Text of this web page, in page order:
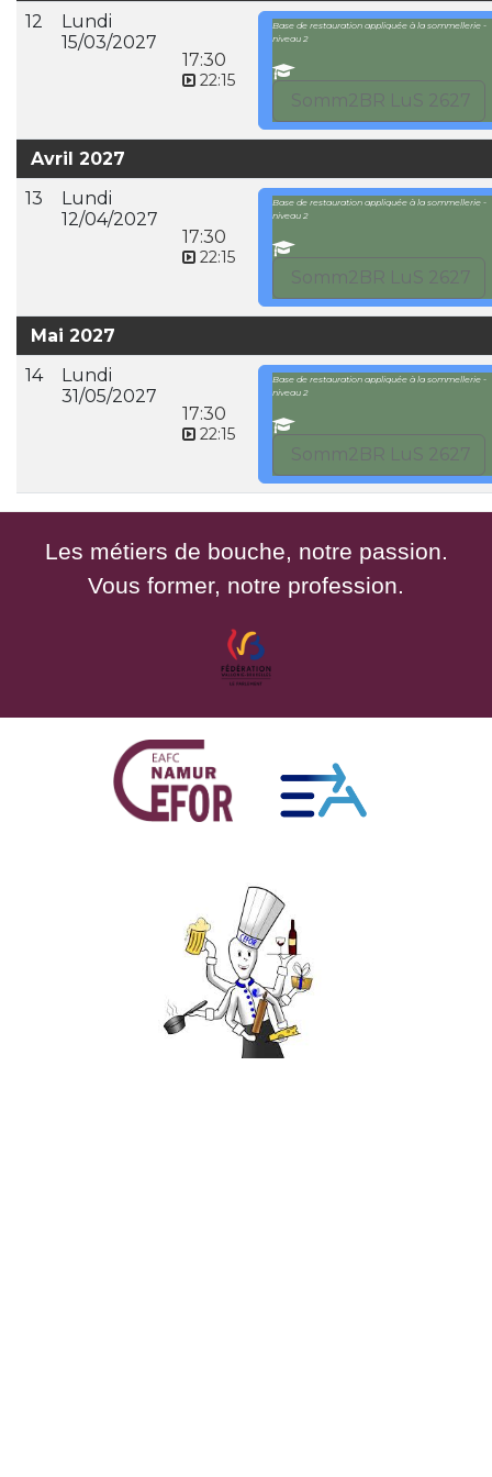
12
Lundi
15/03/2027
17:30
22:15
Base de restauration appliquée à la sommellerie -
niveau 2
Somm2BR LuS 2627
Avril 2027
13
Lundi
12/04/2027
17:30
22:15
Base de restauration appliquée à la sommellerie -
niveau 2
Somm2BR LuS 2627
Mai 2027
14
Lundi
31/05/2027
17:30
22:15
Base de restauration appliquée à la sommellerie -
niveau 2
Somm2BR LuS 2627
Les métiers de bouche, notre passion.
Vous former, notre profession.